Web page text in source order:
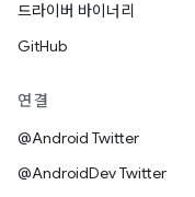
드라이버 바이너리
GitHub
연결
@Android Twitter
@AndroidDev Twitter